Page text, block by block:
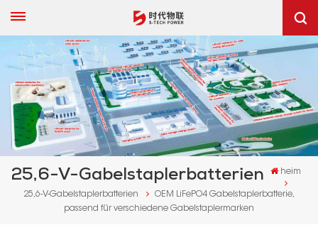
25,6-V-Gabelstaplerbatterien heim
25,6-V-Gabelstaplerbatterien
OEM LiFePO4 Gabelstaplerbatterie,
passend für verschiedene Gabelstaplermarken